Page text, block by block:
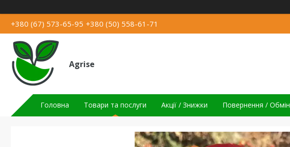
+380 (67) 573-65-95 +380 (50) 558-61-71
Agrise
Головна Товари та послуги Акції / Знижки Повернення / Обмін